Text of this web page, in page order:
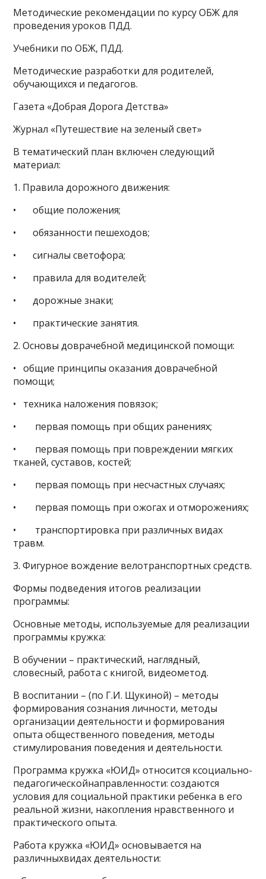
Методические рекомендации по курсу ОБЖ для
проведения уроков ПДД.
Учебники по ОБЖ, ПДД.
Методические разработки для родителей,
обучающихся и педагогов.
Газета «Добрая Дорога Детства»
Журнал «Путешествие на зеленый свет»
В тематический план включен следующий
материал:
1. Правила дорожного движения:
• общие положения;
• обязанности пешеходов;
• сигналы светофора;
• правила для водителей;
• дорожные знаки;
• практические занятия.
2. Основы доврачебной медицинской помощи:
• общие принципы оказания доврачебной
помощи;
• техника наложения повязок;
• первая помощь при общих ранениях;
• первая помощь при повреждении мягких
тканей, суставов, костей;
• первая помощь при несчастных случаях;
• первая помощь при ожогах и отморожениях;
• транспортировка при различных видах
травм.
3. Фигурное вождение велотранспортных средств.
Формы подведения итогов реализации
программы:
Основные методы, используемые для реализации
программы кружка:
В обучении – практический, наглядный,
словесный, работа с книгой, видеометод.
В воспитании – (по Г.И. Щукиной) – методы
формирования сознания личности, методы
организации деятельности и формирования
опыта общественного поведения, методы
стимулирования поведения и деятельности.
Программа кружка «ЮИД» относится ксоциально-
педагогическойнаправленности: создаются
условия для социальной практики ребенка в его
реальной жизни, накопления нравственного и
практического опыта.
Работа кружка «ЮИД» основывается на
различныхвидах деятельности: